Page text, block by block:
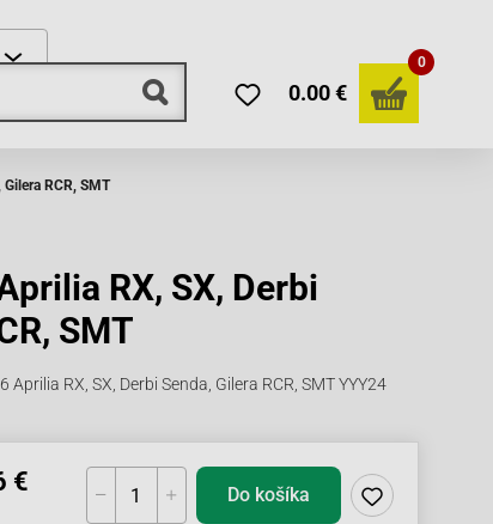
0.00 €
0
RCR, SMT
RX, SX, Derbi
SMT
RX, SX, Derbi Senda, Gilera RCR, SMT YYY24
€ Do košíka